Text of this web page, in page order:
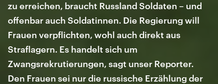
zu erreichen, braucht Russland Soldaten – und
offenbar auch Soldatinnen. Die Regierung will
Frauen verpflichten, wohl auch direkt aus
Straflagern. Es handelt sich um
Zwangsrekrutierungen, sagt unser Reporter.
Den Frauen sei nur die russische Erzählung der